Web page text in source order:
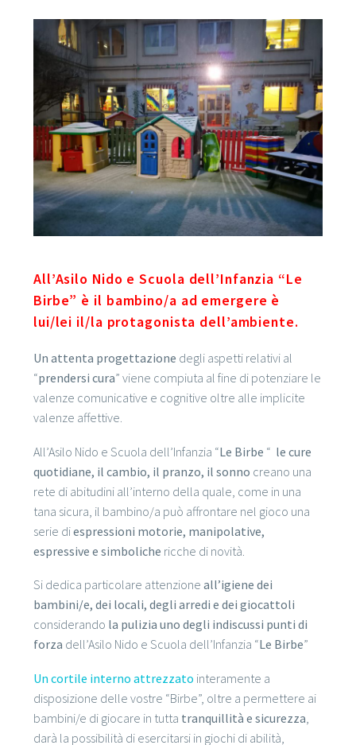
All’Asilo Nido e Scuola dell’Infanzia “Le
Birbe” è il bambino/a ad emergere è
lui/lei il/la protagonista dell’ambiente.
Un attenta progettazione degli aspetti relativi al
“prendersi cura” viene compiuta al fine di potenziare le
valenze comunicative e cognitive oltre alle implicite
valenze affettive.
All’Asilo Nido e Scuola dell’Infanzia “Le Birbe “ le cure
quotidiane, il cambio, il pranzo, il sonno creano una
rete di abitudini all’interno della quale, come in una
tana sicura, il bambino/a può affrontare nel gioco una
serie diespressioni motorie, manipolative,
espressive e simboliche ricche di novità.
Si dedica particolare attenzione all’igiene dei
bambini/e, dei locali, degli arredi e dei giocattoli
considerando la pulizia uno degli indiscussi punti di
forza dell’Asilo Nido e Scuola dell’Infanzia “Le Birbe”
Un cortile interno attrezzato interamente a
disposizione delle vostre “Birbe”, oltre a permettere ai
bambini/e di giocare in tutta tranquillità e sicurezza
darà la possibilità di esercitarsi in giochi di abilità,